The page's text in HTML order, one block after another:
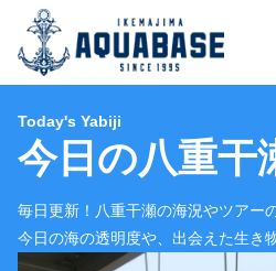
Today's Yabiji
今日の八重干
毎日更新！八重干瀬の海況やツアー
今日の海の透明度や、出会えた生き